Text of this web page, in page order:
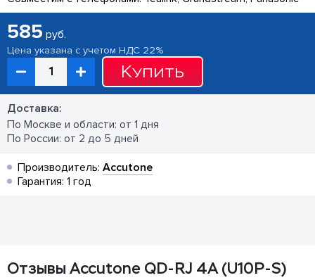
585 руб.
Цена указана с учетом НДС 22%
Купить
Доставка:
По Москве и области: от 1 дня
По России: от 2 до 5 дней
Производитель: Accutone
Гарантия: 1 год
Отзывы Accutone QD-RJ 4A (U10P-S)